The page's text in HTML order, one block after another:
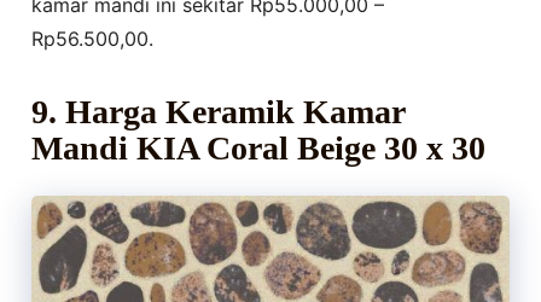
kamar mandi ini sekitar Rp55.000,00 –
Rp56.500,00.
9. Harga Keramik Kamar
Mandi KIA Coral Beige 30 x 30